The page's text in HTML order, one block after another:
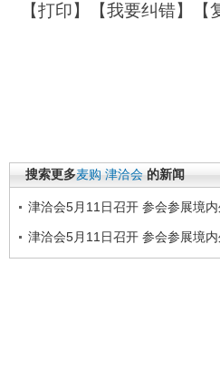
【打印】【我要纠错】【
搜索更多麦购 津洽会 的新闻
津洽会5月11日召开 参会参展境
津洽会5月11日召开 参会参展境